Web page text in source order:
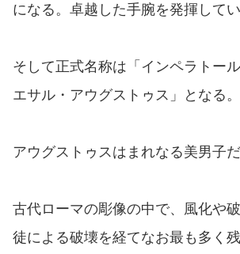
になる。卓越した手腕を発揮してい
そして正式名称は「インペラトー
エサル・アウグストゥス」となる。
アウグストゥスはまれなる美男子だ
古代ローマの彫像の中で、風化や
徒による破壊を経てなお最も多く